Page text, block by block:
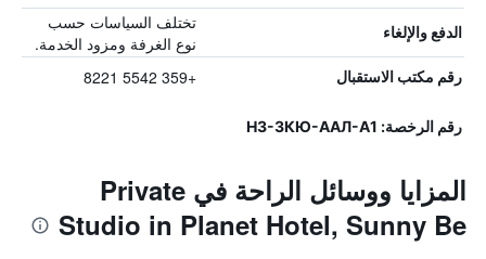
الدفع والإلغاء
تختلف السياسات حسب
نوع الغرفة ومزود الخدمة.
رقم مكتب الاستقبال +359 5542 8221
رقم الرخصة: Н3-ЗКЮ-ААЛ-А1
المزايا ووسائل الراحة في Private
Studio in Planet Hotel, Sunny Be